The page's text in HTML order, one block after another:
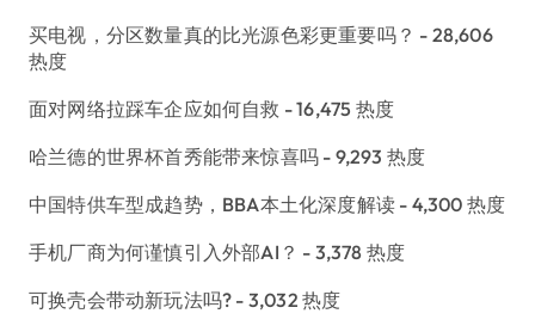
买电视，分区数量真的比光源色彩更重要吗？ - 28,606
热度
面对网络拉踩车企应如何自救 - 16,475 热度
哈兰德的世界杯首秀能带来惊喜吗 - 9,293 热度
中国特供车型成趋势，BBA本土化深度解读 - 4,300 热度
手机厂商为何谨慎引入外部AI？ - 3,378 热度
可换壳会带动新玩法吗? - 3,032 热度